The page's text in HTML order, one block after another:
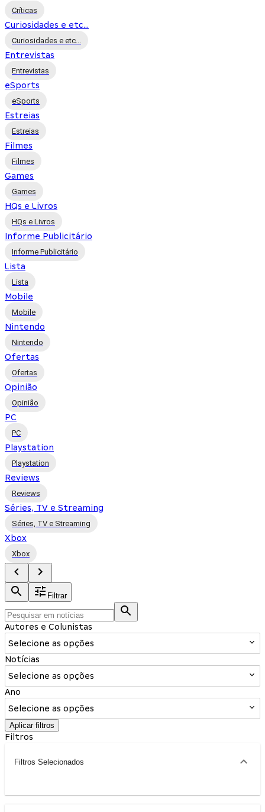
Críticas
Curiosidades e etc...
Curiosidades e etc...
Entrevistas
Entrevistas
eSports
eSports
Estreias
Estreias
Filmes
Filmes
Games
Games
HQs e Livros
HQs e Livros
Informe Publicitário
Informe Publicitário
Lista
Lista
Mobile
Mobile
Nintendo
Nintendo
Ofertas
Ofertas
Opinião
Opinião
PC
PC
Playstation
Playstation
Reviews
Reviews
Séries, TV e Streaming
Séries, TV e Streaming
Xbox
Xbox
Filtrar
Autores e Colunistas
Selecione as opções
Notícias
Selecione as opções
Ano
Selecione as opções
Aplicar filtros
Filtros
Filtros Selecionados